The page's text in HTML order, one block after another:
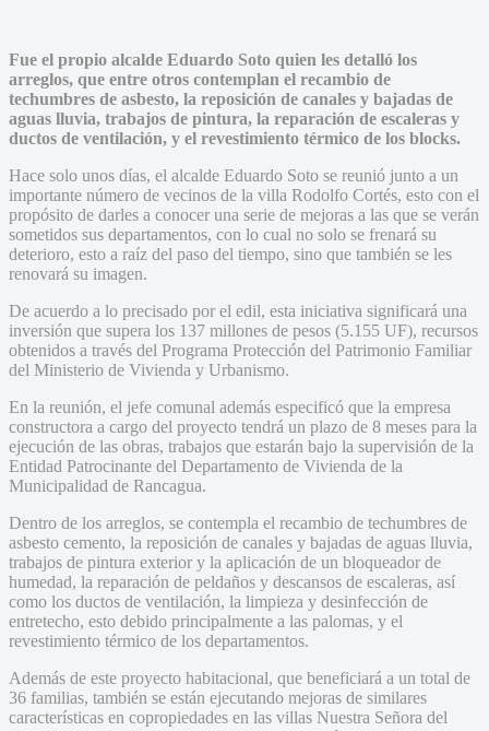
Fue el propio alcalde Eduardo Soto quien les detalló los
arreglos, que entre otros contemplan el recambio de
techumbres de asbesto, la reposición de canales y bajadas de
aguas lluvia, trabajos de pintura, la reparación de escaleras y
ductos de ventilación, y el revestimiento térmico de los blocks.
Hace solo unos días, el alcalde Eduardo Soto se reunió junto a un
importante número de vecinos de la villa Rodolfo Cortés, esto con el
propósito de darles a conocer una serie de mejoras a las que se verán
sometidos sus departamentos, con lo cual no solo se frenará su
deterioro, esto a raíz del paso del tiempo, sino que también se les
renovará su imagen.
De acuerdo a lo precisado por el edil, esta iniciativa significará una
inversión que supera los 137 millones de pesos (5.155 UF), recursos
obtenidos a través del Programa Protección del Patrimonio Familiar
del Ministerio de Vivienda y Urbanismo.
En la reunión, el jefe comunal además especificó que la empresa
constructora a cargo del proyecto tendrá un plazo de 8 meses para la
ejecución de las obras, trabajos que estarán bajo la supervisión de la
Entidad Patrocinante del Departamento de Vivienda de la
Municipalidad de Rancagua.
Dentro de los arreglos, se contempla el recambio de techumbres de
asbesto cemento, la reposición de canales y bajadas de aguas lluvia,
trabajos de pintura exterior y la aplicación de un bloqueador de
humedad, la reparación de peldaños y descansos de escaleras, así
como los ductos de ventilación, la limpieza y desinfección de
entretecho, esto debido principalmente a las palomas, y el
revestimiento térmico de los departamentos.
Además de este proyecto habitacional, que beneficiará a un total de
36 familias, también se están ejecutando mejoras de similares
características en copropiedades en las villas Nuestra Señora del